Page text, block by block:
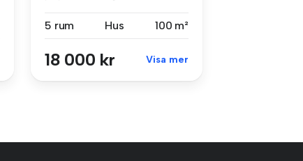
5 rum Hus 100 m²
18 000 kr Visa mer